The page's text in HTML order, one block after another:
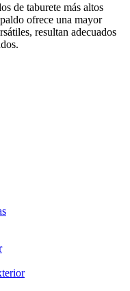
de taburete más altos
ofrece una mayor
resultan adecuados